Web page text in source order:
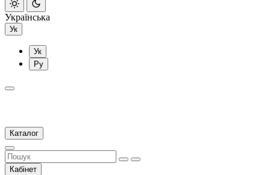
Українська
Ук
Ук
Ру
Каталог
Кабінет